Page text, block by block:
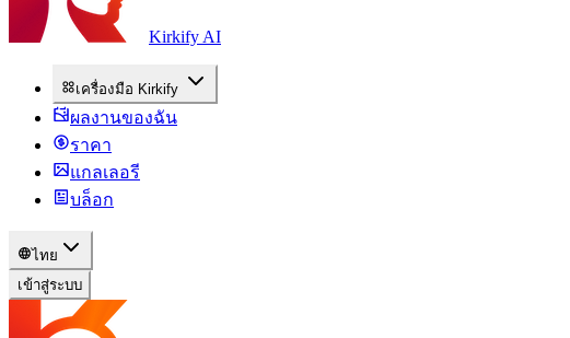
Kirkify AI
เครื่องมือ Kirkify
ผลงานของฉัน
ราคา
แกลเลอรี
บล็อก
ไทย
เข้าสู่ระบบ